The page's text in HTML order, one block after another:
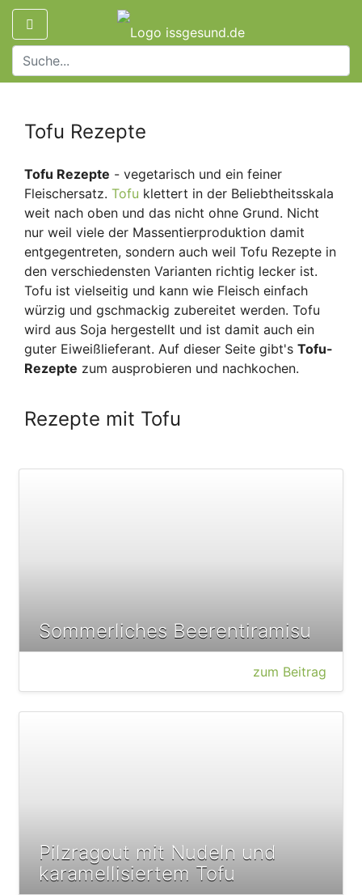
Tofu Rezepte
Tofu Rezepte - vegetarisch und ein feiner
Fleischersatz. Tofu klettert in der Beliebtheitsskala
weit nach oben und das nicht ohne Grund. Nicht
nur weil viele der Massentierproduktion damit
entgegentreten, sondern auch weil Tofu Rezepte in
den verschiedensten Varianten richtig lecker ist.
Tofu ist vielseitig und kann wie Fleisch einfach
würzig und gschmackig zubereitet werden. Tofu
wird aus Soja hergestellt und ist damit auch ein
guter Eiweißlieferant. Auf dieser Seite gibt's Tofu-
Rezepte zum ausprobieren und nachkochen.
Rezepte mit Tofu
Sommerliches Beerentiramisu
zum Beitrag
Pilzragout mit Nudeln und
karamellisiertem Tofu